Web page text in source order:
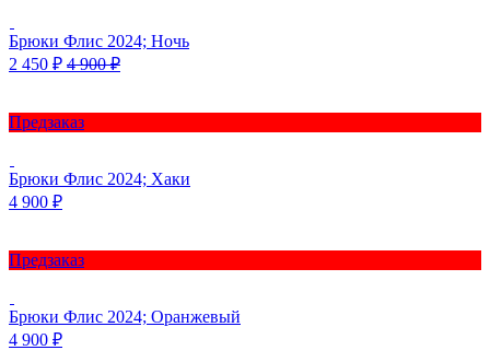
Брюки Флис 2024; Ночь
2 450 ₽ 4 900₽
Предзаказ
Брюки Флис 2024; Хаки
4 900 ₽
Предзаказ
Брюки Флис 2024; Оранжевый
4 900 ₽